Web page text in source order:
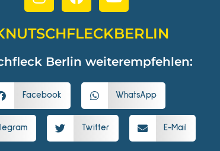
Berlin weiterempfehlen:
Facebook WhatsApp
Twitter E-Mail